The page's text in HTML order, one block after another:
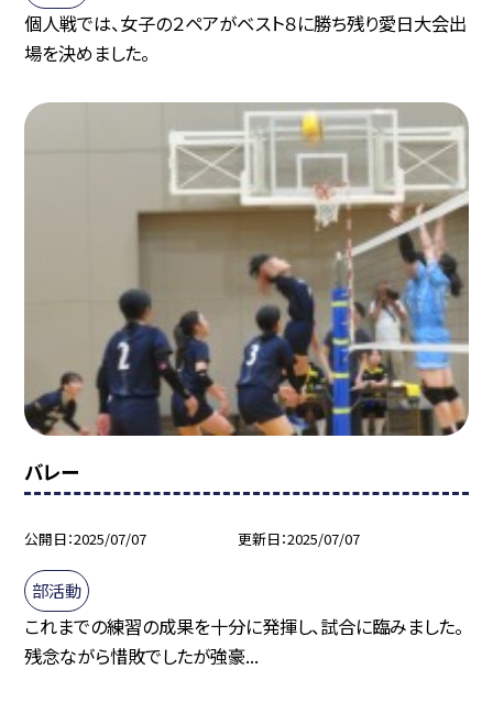
個人戦では、女子の２ペアがベスト８に勝ち残り愛日大会出
場を決めました。
バレー
公開日 2025/07/07 更新日 2025/07/07
部活動
これまでの練習の成果を十分に発揮し、試合に臨みました。
残念ながら惜敗でしたが強豪...